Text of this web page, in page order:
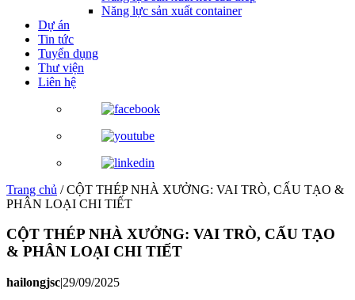
Năng lực sản xuất container
Dự án
Tin tức
Tuyển dụng
Thư viện
Liên hệ
Trang chủ /CỘT THÉP NHÀ XƯỞNG: VAI TRÒ, CẤU TẠO &
PHÂN LOẠI CHI TIẾT
CỘT THÉP NHÀ XƯỞNG: VAI TRÒ, CẤU TẠO
& PHÂN LOẠI CHI TIẾT
hailongjsc|29/09/2025